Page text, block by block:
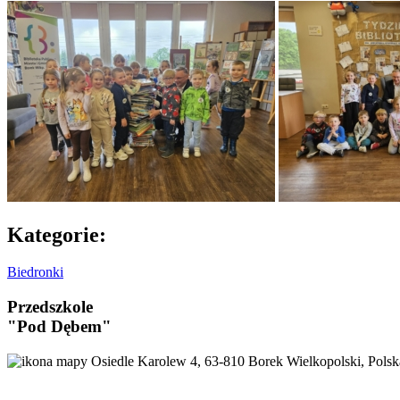
Kategorie:
Biedronki
Przedszkole
"Pod Dębem"
Osiedle Karolew 4, 63-810 Borek Wielkopolski,